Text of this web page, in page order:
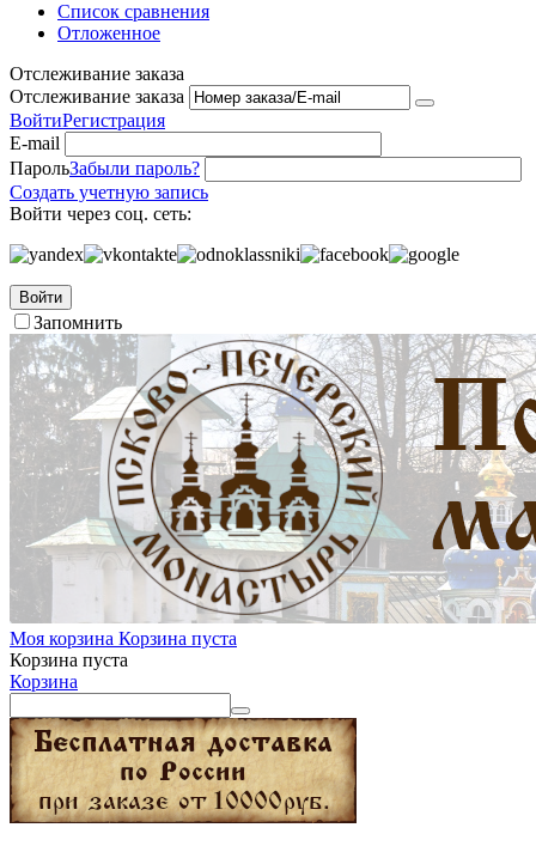
Список сравнения
Отложенное
Отслеживание заказа
Отслеживание заказа
ВойтиРегистрация
E-mail
ПарольЗабыли пароль?
Создать учетную запись
Войти через соц. сеть:
Войти
Запомнить
Моя корзина Корзина пуста
Корзина пуста
Корзина